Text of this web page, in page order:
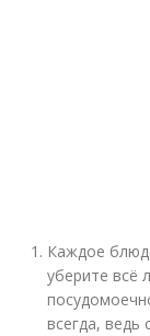
Каждое
уберите всё
всегда,